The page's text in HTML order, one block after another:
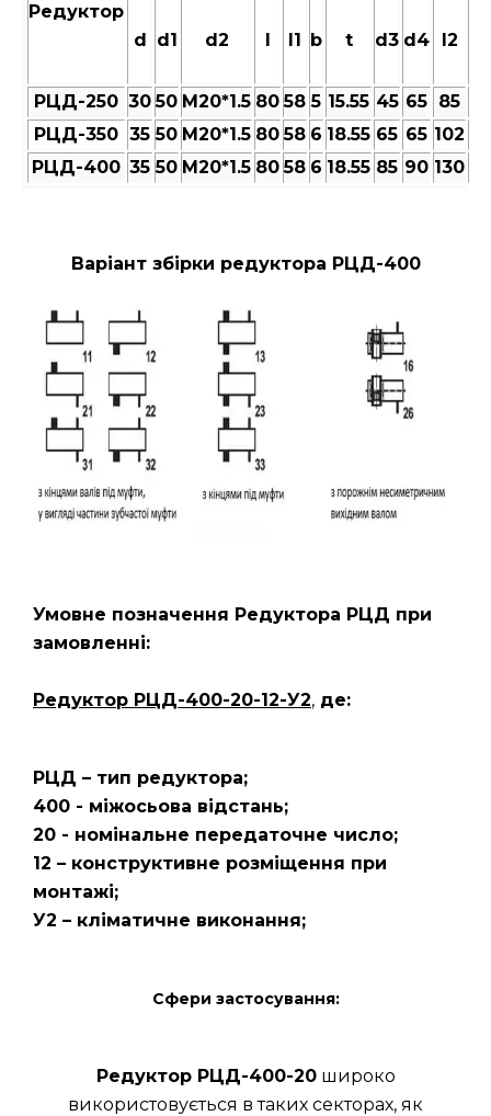
Редуктор
d d1 d2 l l1 b t d3 d4 l2
РЦД-250 30 50 M20*1.5 80 58 5 15.55 45 65 85
РЦД-350 35 50 M20*1.5 80 58 6 18.55 65 65 102
РЦД-400 35 50 M20*1.5 80 58 6 18.55 85 90 130
Варіант збірки редуктора РЦД-400
Умовне позначення Редуктора РЦД при
замовленні:
Редуктор РЦД-400-20-12-У2, де:
РЦД – тип редуктора;
400 - міжосьова відстань;
20 - номінальне передаточне число;
12 – конструктивне розміщення при
монтажі;
У2 – кліматичне виконання;
Сфери застосування:
Редуктор РЦД-400-20широко
використовується в таких секторах, як